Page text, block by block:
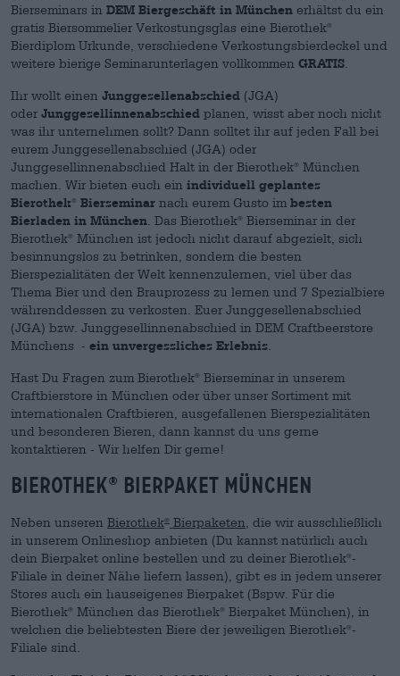
Bierseminars in DEM Biergeschäft in München erhältst du ein
gratis Biersommelier Verkostungsglas eine Bierothek®
Bierdiplom Urkunde, verschiedene Verkostungsbierdeckel und
weitere bierige Seminarunterlagen vollkommen GRATIS
Ihr wollt einen Junggesellenabschied (JGA)
oder Junggesellinnenabschied planen, wisst aber noch nicht
was ihr unternehmen sollt? Dann solltet ihr auf jeden Fall bei
eurem Junggesellenabschied (JGA) oder
Junggesellinnenabschied Halt in der Bierothek®
München
machen. Wir bieten euch ein individuell geplantes
Bierothek ® Bierseminar nach eurem Gusto im besten
Bierladen in München . Das Bierothek®
Bierseminar in der
Bierothek®
München ist jedoch nicht darauf abgezielt, sich
besinnungslos zu betrinken, sondern die besten
Bierspezialitäten der Welt kennenzulernen, viel über das
Thema Bier und den Brauprozess zu lernen und 7 Spezialbiere
währenddessen zu verkosten. Euer Junggesellenabschied
(JGA) bzw. Junggesellinnenabschied in DEM Craftbeerstore
Münchens - ein unvergessliches Erlebnis
Hast Du Fragen zum Bierothek®
Bierseminar in unserem
Craftbierstore in München oder über unser Sortiment mit
internationalen Craftbieren, ausgefallenen Bierspezialitäten
und besonderen Bieren, dann kannst du uns gerne
kontaktieren - Wir helfen Dir gerne!
Bierothek® Bierpaket München
Neben unseren Bierothek® Bierpaketen
, die wir ausschließlich
in unserem Onlineshop anbieten (Du kannst natürlich auch
dein Bierpaket online bestellen und zu deiner Bierothek® -
Filiale in deiner Nähe liefern lassen), gibt es in jedem unserer
Stores auch ein hauseigenes Bierpaket (Bspw. Für die
Bierothek® München das Bierothek®
Bierpaket München), in
welchen die beliebtesten Biere der jeweiligen Bierothek® -
Filiale sind.